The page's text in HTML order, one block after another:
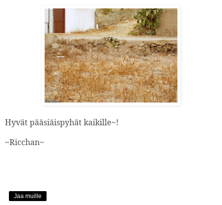
Hyvät pääsiäispyhät kaikille~!
~Ricchan~
Jaa muille